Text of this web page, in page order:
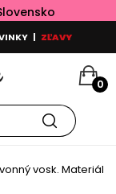
| ZĽAVY
0
vosk. Materiál